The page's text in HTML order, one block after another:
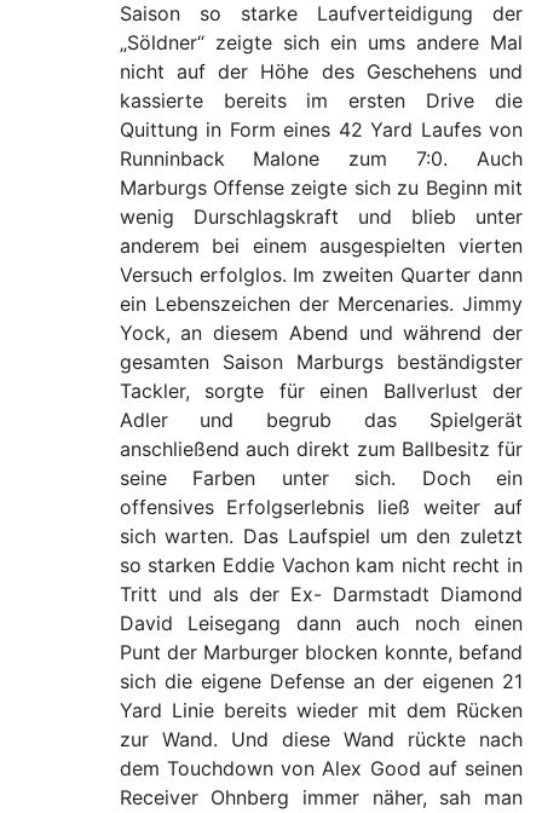
Saison so starke Laufverteidigung der
„Söldner“ zeigte sich ein ums andere Mal
nicht auf der Höhe des Geschehens und
kassierte bereits im ersten Drive die
Quittung in Form eines 42 Yard Laufes von
Runninback Malone zum 7:0. Auch
Marburgs Offense zeigte sich zu Beginn mit
wenig Durschlagskraft und blieb unter
anderem bei einem ausgespielten vierten
Versuch erfolglos. Im zweiten Quarter dann
ein Lebenszeichen der Mercenaries. Jimmy
Yock, an diesem Abend und während der
gesamten Saison Marburgs beständigster
Tackler, sorgte für einen Ballverlust der
Adler und begrub das Spielgerät
anschließend auch direkt zum Ballbesitz für
seine Farben unter sich. Doch ein
offensives Erfolgserlebnis ließ weiter auf
sich warten. Das Laufspiel um den zuletzt
so starken Eddie Vachon kam nicht recht in
Tritt und als der Ex- Darmstadt Diamond
David Leisegang dann auch noch einen
Punt der Marburger blocken konnte, befand
sich die eigene Defense an der eigenen 21
Yard Linie bereits wieder mit dem Rücken
zur Wand. Und diese Wand rückte nach
dem Touchdown von Alex Good auf seinen
Receiver Ohnberg immer näher, sah man